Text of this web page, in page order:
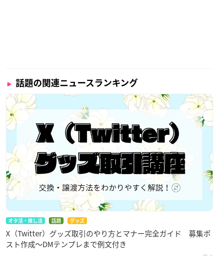
話題の関連ニュースランキング
オタ活・推し活 話題 グッズ
X（Twitter）グッズ取引のやり方とマナー完全ガイド 募集ポ
スト作成〜DMテンプレまで例文付き